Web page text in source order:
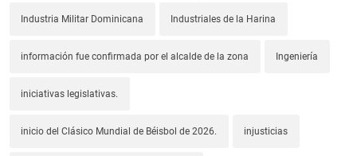
Industria Militar Dominicana Industriales de la Harina
información fue confirmada por el alcalde de la zona Ingeniería
iniciativas legislativas.
inicio del Clásico Mundial de Béisbol de 2026. injusticias